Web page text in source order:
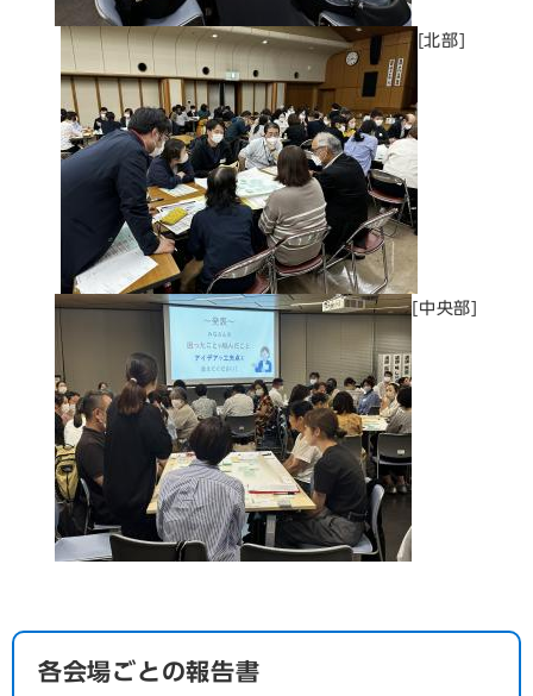
[北部]
[中央部]
各会場ごとの報告書